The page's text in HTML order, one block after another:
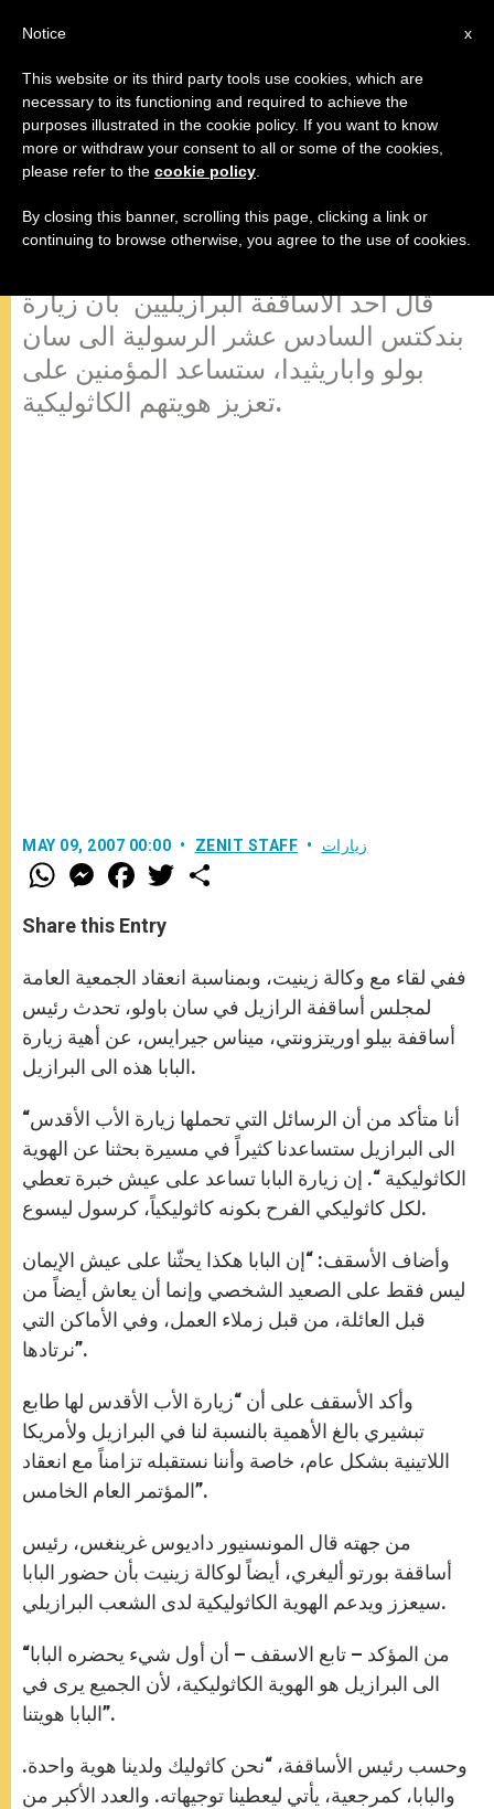
البابا سيعزز الهوية الكاثوليكية في
البرازيل، حسب أحد الاساقفة
قال أحد الأساقفة البرازيليين بأن زيارة
بندكتس السادس عشر الرسولية الى سان
بولو واباريثيدا، ستساعد المؤمنين على
تعزيز هويتهم الكاثوليكية.
MAY 09, 2007 00:00 ZENIT STAFF زيارات
W
h
t
s
p
p
M
e
s
e
e
r
F
a
e
b
o
k
w
r
Share this Entry
ففي لقاء مع وكالة زينيت، وبمناسبة انعقاد الجمعية العامة
لمجلس أساقفة الرازيل في سان باولو، تحدث رئيس
أساقفة بيلو اوريتزونتي، ميناس جيرايس، عن أهية زيارة
البابا هذه الى البرازيل.
“أنا متأكد من أن الرسائل التي تحملها زيارة الأب الأقدس
الى البرازيل ستساعدنا كثيراً في مسيرة بحثنا عن الهوية
الكاثوليكية “. إن زيارة البابا تساعد على عيش خبرة تعطي
لكل كاثوليكي الفرح بكونه كاثوليكياً، كرسول ليسوع.
وأضاف الأسقف: “إن البابا هكذا يحثّنا على عيش الإيمان
ليس فقط على الصعيد الشخصي وإنما أن يعاش أيضاً من
قبل العائلة، من قبل زملاء العمل، وفي الأماكن التي
نرتادها”.
وأكد الأسقف على أن “زيارة الأب الأقدس لها طابع
تبشيري بالغ الأهمية بالنسبة لنا في البرازيل ولأمريكا
اللاتينية بشكل عام، خاصة وأننا نستقبله تزامناً مع انعقاد
المؤتمر العام الخامس”.
من جهته قال المونسنيور داديوس غرينغس، رئيس
أساقفة بورتو أليغري، أيضاً لوكالة زينيت بأن حضور البابا
سيعزز ويدعم الهوية الكاثوليكية لدى الشعب البرازيلي.
“من المؤكد – تابع الاسقف – أن أول شيء يحضره البابا
الى البرازيل هو الهوية الكاثوليكية، لأن الجميع يرى في
البابا هويتنا”.
وحسب رئيس الأساقفة، “نحن كاثوليك ولدينا هوية واحدة.
والبابا، كمرجعية، يأتي ليعطينا توجيهاته. والعدد الأكبر من
x
Notice
This website or its third party tools use cookies, which are
necessary to its functioning and required to achieve the
purposes illustrated in the cookie policy. If you want to know
more or withdraw your consent to all or some of the cookies,
please refer to the cookie policy
By closing this banner, scrolling this page, clicking a link or
continuing to browse otherwise, you agree to the use of cookies.